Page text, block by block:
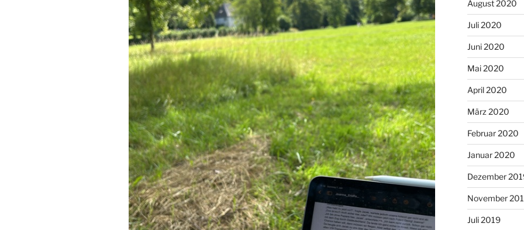
August 2020
Juli 2020
Juni 2020
Mai 2020
April 2020
März 2020
Februar 2020
Januar 2020
Dezember
November
Juli 2019